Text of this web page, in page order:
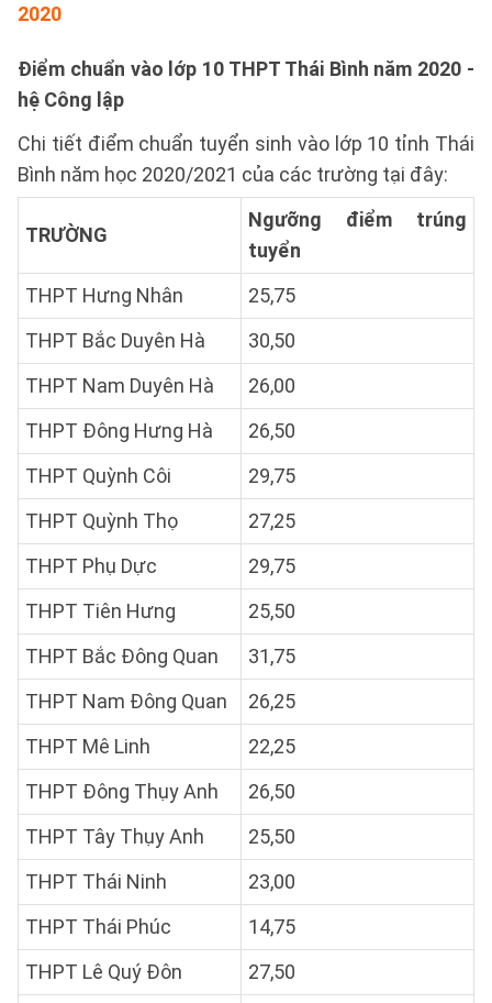
2020
Điểm chuẩn vào lớp 10 THPT Thái Bình năm 2020 -
hệ Công lập
Chi tiết điểm chuẩn tuyển sinh vào lớp 10 tỉnh Thái
Bình năm học 2020/2021 của các trường tại đây:
TRƯỜNG
Ngưỡng điểm trúng
tuyển
THPT Hưng Nhân
25,75
THPT Bắc Duyên Hà
30,50
THPT Nam Duyên Hà
26,00
THPT Đông Hưng Hà
26,50
THPT Quỳnh Côi
29,75
THPT Quỳnh Thọ
27,25
THPT Phụ Dực
29,75
THPT Tiên Hưng
25,50
THPT Bắc Đông Quan
31,75
THPT Nam Đông Quan
26,25
THPT Mê Linh
22,25
THPT Đông Thụy Anh
26,50
THPT Tây Thụy Anh
25,50
THPT Thái Ninh
23,00
THPT Thái Phúc
14,75
THPT Lê Quý Đôn
27,50